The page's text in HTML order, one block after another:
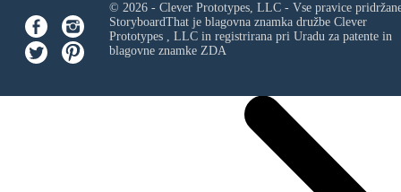
© 2026 - Clever Prototypes, LLC - Vse pravice
StoryboardThat je blagovna znamka družbe Clever
Prototypes , LLCin registrirana pri Uradu za patente in
blagovne znamke ZDA